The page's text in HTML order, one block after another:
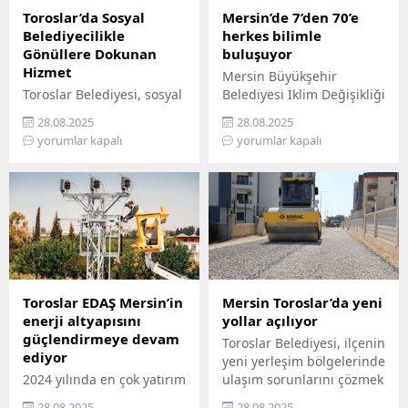
Toroslar’da Sosyal
Belediyecilikle
Gönüllere Dokunan
Hizmet
Toroslar Belediyesi, sosyal
belediyecilik anlayışıyla
vatandaşların gönüllerine
dokunmaya devam ediyor.
vatandaşlar, özel
gereksinimli bireyler ile
gazi ve şehit aileleri,
belediyenin şefkatli elini
her zaman yanlarında
hissediyor. Belediye Sosyal
Destek Hizmetleri
Müdürlüğü’ne bağlı Şehit
ve Gazi Şefliği ile Yaşlı ve
Engelli Şefliği, belli
periyotlarla ev ziyaretleri
gerçekleştiriyor....
28.08.2025
yorumlar kapalı
Mersin’de 7’den 70’e
herkes bilimle
buluşuyor
Mersin Büyükşehir
Belediyesi İklim Değişikliği
ve Sıfır Atık Dairesi
Başkanlığı, Mercan 100.
Yıl İklim ve Çevre Bilim
edemeyenler için bilimi
yurttaşın ayağına
götürüyor. ‘Gökyüzü
Hepimizin, Bilim Her
Yerde’ sloganıyla yola
çıkan Büyükşehir,
Mersin’in ilçelerini tek tek
gezerek 7’den 70’e herkesi
bilimle buluşturuyor.
Bilimi, hayatın her
alanında yaygınlaştırmayı
amaçlayan...
28.08.2025
yorumlar kapalı
Toroslar EDAŞ Mersin’in
enerji altyapısını
güçlendirmeye devam
ediyor
2024 yılında en çok yatırım
Mersin Toroslar’da yeni
yollar açılıyor
Toroslar Belediyesi, ilçenin
yeni yerleşim bölgelerinde
ulaşım sorunlarını çözmek